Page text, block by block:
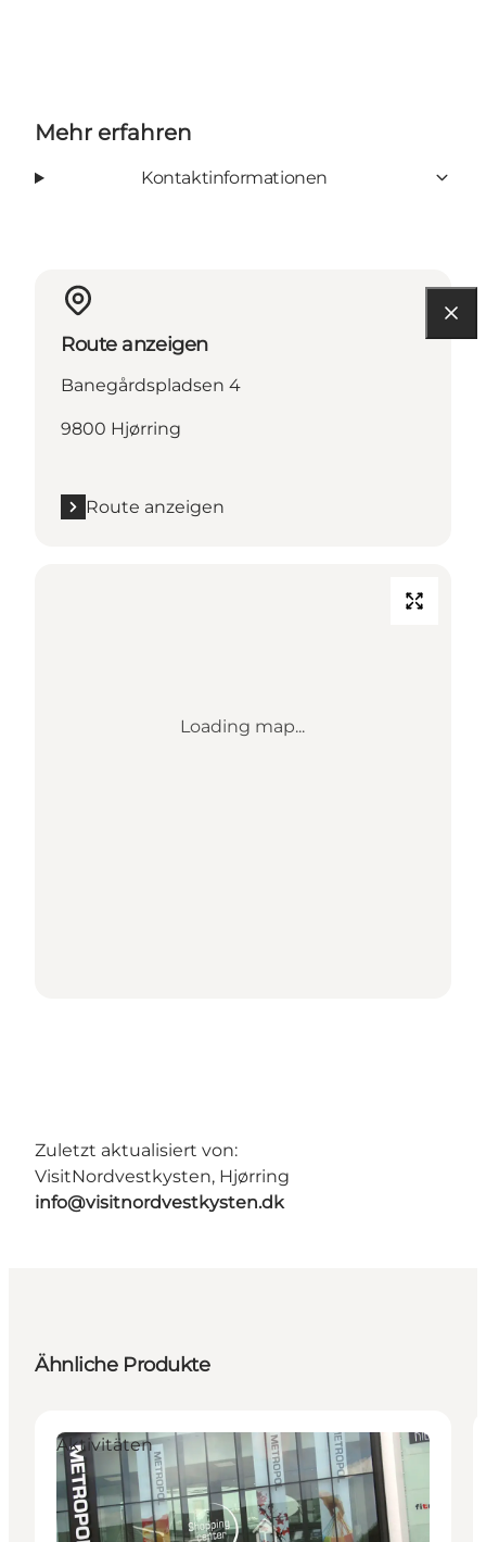
Mehr erfahren
Kontaktinformationen
Route anzeigen
Banegårdspladsen 4
9800 Hjørring
Route anzeigen
Loading map...
Zuletzt aktualisiert von:
VisitNordvestkysten, Hjørring
info@visitnordvestkysten.dk
Ähnliche Produkte
Aktivitäten